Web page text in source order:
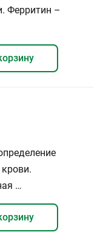
Ферритин –
…